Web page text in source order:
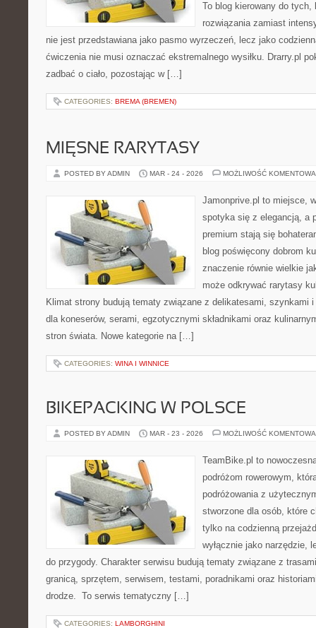
To blog kierowany do tych,
rozwiązania zamiast
nie jest przedstawiana jako pasmo wyrzeczeń, lecz jako
ćwiczenia nie musi oznaczać ekstremalnego wysiłku. Drarry.pl
zadbać o ciało, pozostając w […]
CATEGORIES: BREMA (BREMEN)
MIĘSNE RARYTASY
POSTED BY ADMIN MAR - 24 - 2026 MOŻLIWOŚĆ
Jamonprive.pl to miejsce,
spotyka się z elegancją, a
premium stają się
blog poświęcony dobrom
znaczenie równie wielkie
może odkrywać rarytasy
Klimat strony budują tematy związane z delikatesami, szynkami
dla koneserów, serami, egzotycznymi składnikami oraz
stron świata. Nowe kategorie na […]
CATEGORIES: WINA I WINNICE
BIKEPACKING W POLSCE
POSTED BY ADMIN MAR - 23 - 2026 MOŻLIWOŚĆ
TeamBike.pl to
podróżom rowerowym,
podróżowania z
stworzone dla osób, które
tylko na codzienną
wyłącznie jako narzędzie,
do przygody. Charakter serwisu budują tematy związane z
granicą, sprzętem, serwisem, testami, poradnikami oraz
drodze. To serwis tematyczny […]
CATEGORIES: LAMBORGHINI